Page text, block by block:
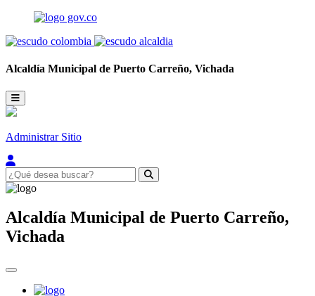
Alcaldía Municipal de Puerto Carreño, Vichada
Administrar Sitio
Alcaldía Municipal de Puerto Carreño,
Vichada